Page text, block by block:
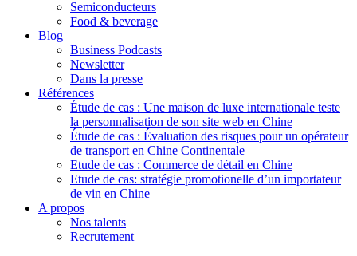
Semiconducteurs
Food & beverage
Blog
Business Podcasts
Newsletter
Dans la presse
Références
Étude de cas : Une maison de luxe internationale teste
la personnalisation de son site web en Chine
Étude de cas : Évaluation des risques pour un opérateur
de transport en Chine Continentale
Etude de cas : Commerce de détail en Chine
Etude de cas: stratégie promotionelle d’un importateur
de vin en Chine
A propos
Nos talents
Recrutement